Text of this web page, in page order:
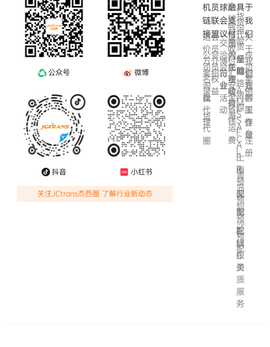
公众号 微博
抖音 小红书
关注JCtrans杰西圈 了解行业新动态
机
链
接
运
价
方
案
公
司
名
录
询
盘
找
代
理
货
代
圈
员
联
盟
会
员
介
绍
会
员
权
益
球
会
议
交
洽
会
博
览
会
行
业
活
动
融
支
付
全
球
会
员
间
免
费
结
算
跨
境
收
付
汇
安
全
省
钱
国
内
在
线
收
付
海
运
费
具
货
运
险
货
代
责
任
险
船
期
全
链
路
跟
踪
A
M
S
I
S
F
A
C
L
A
F
R
上
海
预
配
青
岛
预
配
深
圳
预
配
南
沙
预
配
在
线
报
关
F
M
C
资
质
服
务
于
我
们
关
于
我
们
成
功
案
例
官
方
客
服
我
的
工
作
台
登
录
注
册